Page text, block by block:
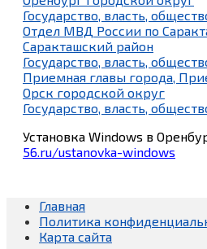
Государство, власть,
Отдел МВД России по
Саракташский район
Государство, власть,
Приемная главы города,
Орск городской округ
Государство, власть,
Установка Windows в
56.ru/ustanovka-windows
Главная
Политика
Карта сайта